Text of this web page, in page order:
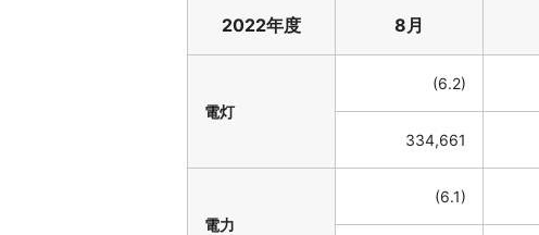
2022年度 8月
電灯
(6.2)
334,661
電力
(6.1)